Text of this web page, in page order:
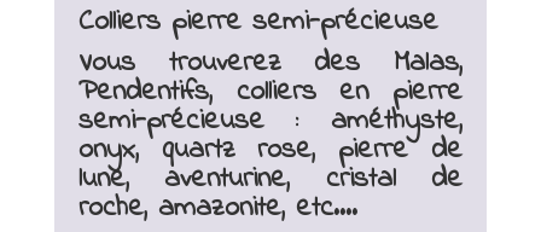
Colliers pierre semi-précieuse
Vous trouverez des Malas,
Pendentifs, colliers en pierre
semi-précieuse : améthyste,
onyx, quartz rose, pierre de
lune, aventurine, cristal de
roche, amazonite, etc….